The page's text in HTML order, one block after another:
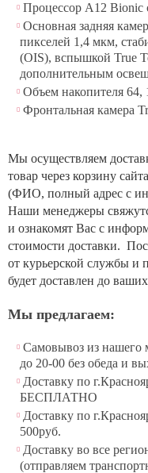
Процессор A12 Bionic
Основная задняя
пикселей 1,4 мкм,
(OIS), вспышкой True
дополнительным
Объем накопителя 64,
Фронтальная камера
Мы осуществляем
товар через корзину
(ФИО, полный адрес с
Наши менеджеры
и ознакомят Вас с
стоимости доставки.
от курьерской службы и
будет доставлен до
Мы предлагаем:
Самовывоз из нашего
до 20-00 без обеда и
Доставку по
БЕСПЛАТНО
Доставку по
500руб.
Доставку во все
(отправляем